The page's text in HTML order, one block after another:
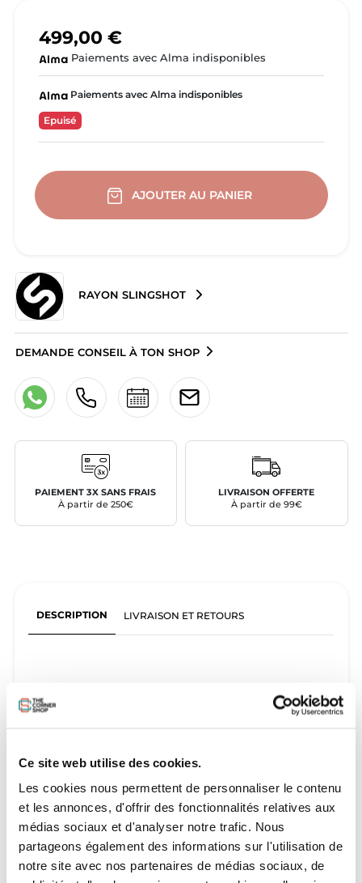
Ce site web utilise des cookies.
Les cookies nous permettent de personnaliser le contenu
et les annonces, d'offrir des fonctionnalités relatives aux
médias sociaux et d'analyser notre trafic. Nous
partageons également des informations sur l'utilisation de
notre site avec nos partenaires de médias sociaux, de
499,00 €
Paiements avec Alma indisponibles
Paiements avec Alma indisponibles
Epuisé
AJOUTER AU PANIER
RAYON SLINGSHOT
DEMANDE CONSEIL À TON SHOP
PAIEMENT 3X SANS FRAIS
À partir de 250€
LIVRAISON OFFERTE
À partir de 99€
DESCRIPTION LIVRAISON ET RETOURS
Présentation:
de rail et box.
Son flex extra souple permet de réaliser des gros
press sans trop se fatiguer et vous aide à
progresser en vous donnant de bons